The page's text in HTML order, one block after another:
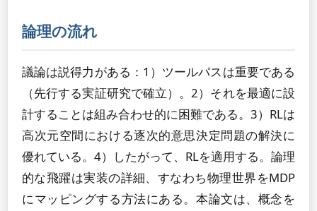
論理の流れ
議論は説得力がある：1）ツールパスは重要である
（先行する実証研究で確立）。2）それを最適に設
計することは組み合わせ的に困難である。3）RLは
高次元空間における逐次的意思決定問題の解決に
優れている。4）したがって、RLを適用する。論理
的な飛躍は実装の詳細、すなわち物理世界をMDP
にマッピングする方法にある。本論文は、概念を